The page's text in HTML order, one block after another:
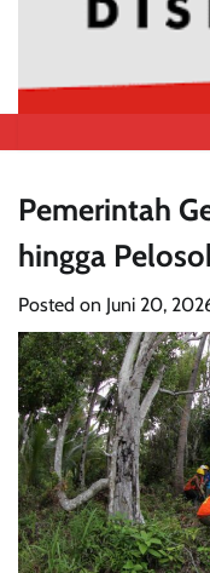
Pemerintah
hingga
Posted on Juni 20,